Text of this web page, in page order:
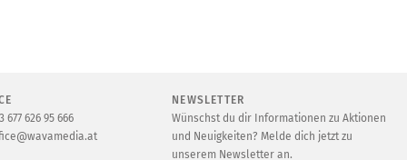
677 626 95 666
NEWSLETTER
Wünschst du dir Informationen zu Aktionen
und Neuigkeiten? Melde dich jetzt zu
unserem Newsletter an.